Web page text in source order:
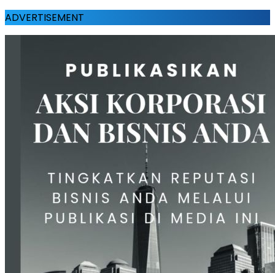
ADVERTISEMENT